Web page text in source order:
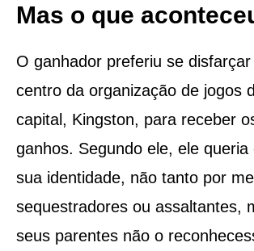
Mas o que
O ganhador preferiu se
centro da organização de jogos
capital, Kingston, para receber
ganhos. Segundo ele, ele queria
sua identidade, não tanto por
sequestradores ou assaltantes,
seus parentes não o